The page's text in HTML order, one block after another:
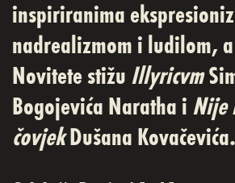
inspiriranima
nadrealizmom i ludilom,
Novitete stižu Illyricvm
Bogojevića Naratha i Nije
čovjekDušana Kovačevića.